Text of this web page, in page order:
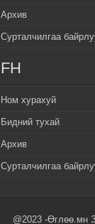
Архив
Сурталчилгаа
FH
Ном хурахуй
Бидний тухай
Архив
Сурталчилгаа
@2023 -Өглөө.мн